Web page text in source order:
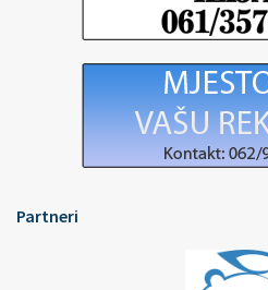
Partneri